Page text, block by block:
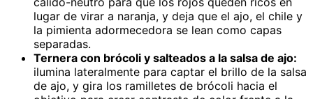
lugar de virar a naranja, y deja que el ajo, el chile y
la pimienta adormecedora se lean como capas
separadas.
Ternera con brócoli y salteados a la salsa de ajo:
ilumina lateralmente para captar el brillo de la salsa
de ajo, y gira los ramilletes de brócoli hacia el